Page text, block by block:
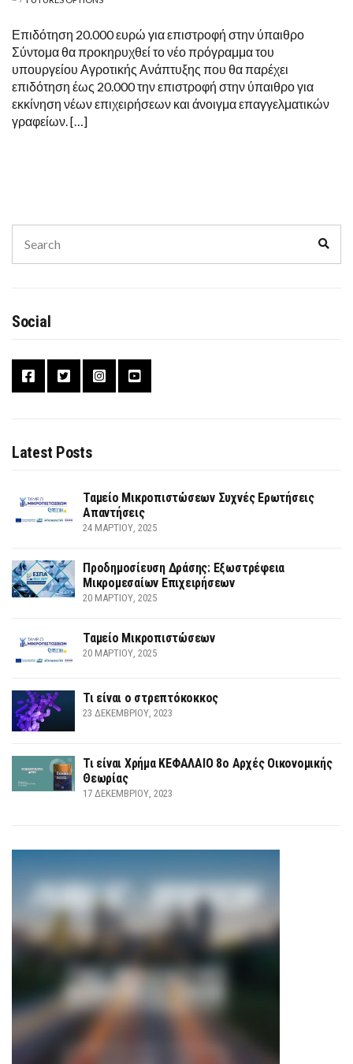
Επιδότηση 20.000 ευρώ για επιστροφή στην ύπαιθρο
Σύντομα θα προκηρυχθεί το νέο πρόγραμμα του
υπουργείου Αγροτικής Ανάπτυξης που θα παρέχει
επιδότηση έως 20.000 την επιστροφή στην ύπαιθρο για
εκκίνηση νέων επιχειρήσεων και άνοιγμα επαγγελματικών
γραφείων. […]
for:
Social
Latest Posts
Ταμείο Μικροπιστώσεων Συχνές Ερωτήσεις
Απαντήσεις
24 ΜΑΡΤΊΟΥ, 2025
Προδημοσίευση Δράσης: Εξωστρέφεια
Μικρομεσαίων Επιχειρήσεων
20 ΜΑΡΤΊΟΥ, 2025
Ταμείο Μικροπιστώσεων
20 ΜΑΡΤΊΟΥ, 2025
Τι είναι ο στρεπτόκοκκος
23 ΔΕΚΕΜΒΡΊΟΥ, 2023
Τι είναι Χρήμα ΚΕΦΑΛΑΙΟ 8ο Αρχές Οικονομικής
Θεωρίας
17 ΔΕΚΕΜΒΡΊΟΥ, 2023